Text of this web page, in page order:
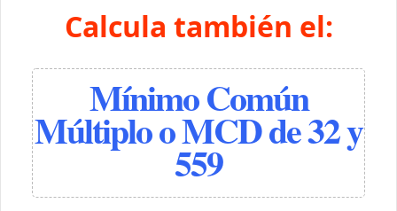
Calcula también el:
Mínimo Común
Múltiplo o MCD de 32 y
559